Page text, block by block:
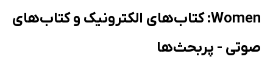
Women: کتاب‌های الکترونیک و کتاب‌های
صوتی - پربحث‌ها